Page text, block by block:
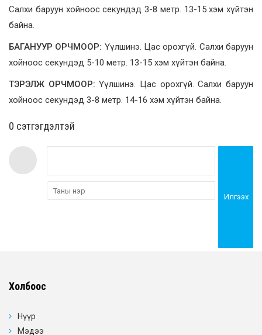
Салхи баруун хойноос секундэд 3-8 метр. 13-15 хэм хүйтэн
байна.
БАГАНУУР ОРЧМООР: Үүлшинэ. Цас орохгүй. Салхи баруун
хойноос секундэд 5-10 метр. 13-15 хэм хүйтэн байна.
ТЭРЭЛЖ ОРЧМООР: Үүлшинэ. Цас орохгүй. Салхи баруун
хойноос секундэд 3-8 метр. 14-16 хэм хүйтэн байна.
0 cэтгэгдэлтэй
Илгээх
Холбоос
Нүүр
Мэдээ